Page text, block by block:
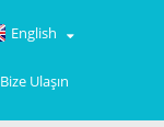
Bize Ulaşın
English